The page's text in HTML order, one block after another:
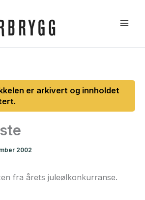
2002
fra årets juleølkonkurranse.